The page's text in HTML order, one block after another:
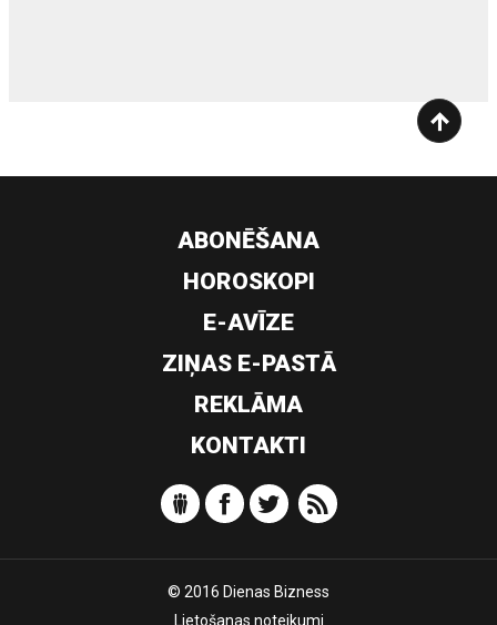
ABONĒŠANA
HOROSKOPI
E-AVĪZE
ZIŅAS E-PASTĀ
REKLĀMA
KONTAKTI
© 2016 Dienas Bizness
Lietošanas noteikumi